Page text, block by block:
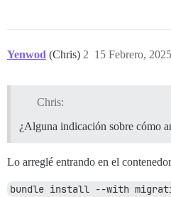
Yenwod (Chris) 15 Febrero,
2
Chris:
¿Alguna indicación sobre cómo
Lo arreglé entrando en el
bundle install --with